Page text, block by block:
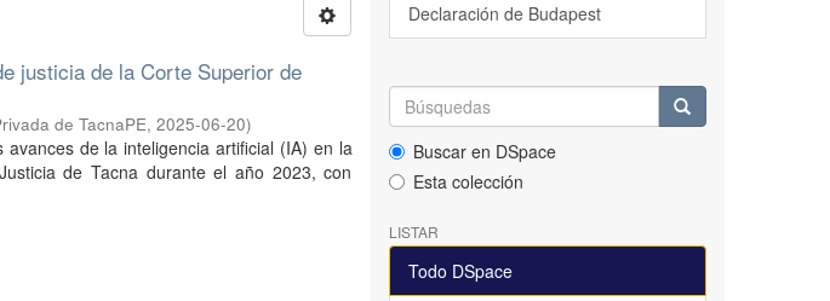
justicia de la Corte Superior de
de TacnaPE,2025-06-20)
de la inteligencia artificial (IA) en la
de Tacna durante el año 2023, con
Declaración de Budapest
Buscar en DSpace
Esta colección
LISTAR
Todo DSpace